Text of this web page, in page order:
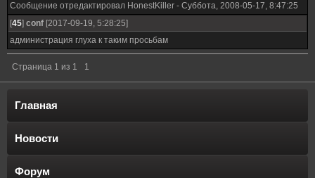
Сообщение отредактировал HonestKiller - Суббота, 2008-05-17, 8:47:25
[45] conf [2017-09-19, 5:28:25]
администрация глуха к таким просьбам
Страница 1 из 1 1
Главная
Новости
Форум